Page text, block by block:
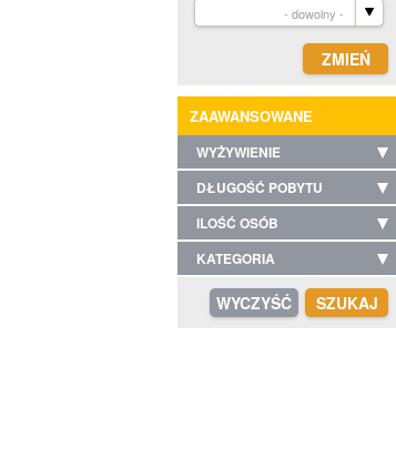
- dowolny -
ZAAWANSOWANE
WYŻYWIENIE
DŁUGOŚĆ POBYTU
ILOŚĆ OSÓB
KATEGORIA